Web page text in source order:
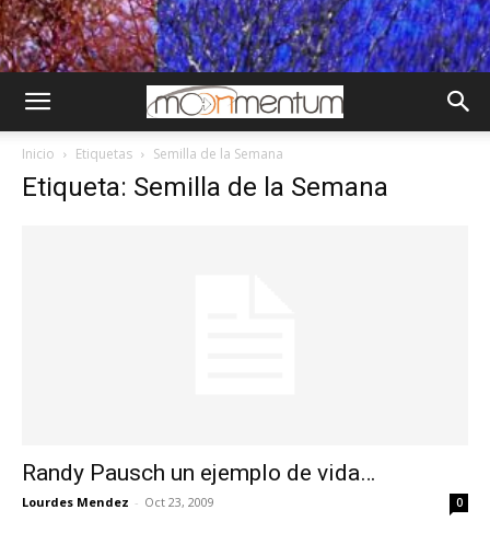
Inicio Etiquetas Semilla de la Semana
Etiqueta: Semilla de la Semana
Randy Pausch un ejemplo de vida…
Lourdes Mendez - Oct 23, 2009 0